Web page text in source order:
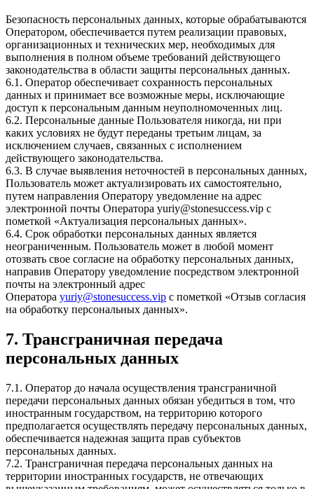
Безопасность персональных данных, которые обрабатываются
Оператором, обеспечивается путем реализации правовых,
организационных и технических мер, необходимых для
выполнения в полном объеме требований действующего
законодательства в области защиты персональных данных.
6.1. Оператор обеспечивает сохранность персональных
данных и принимает все возможные меры, исключающие
доступ к персональным данным неуполномоченных лиц.
6.2. Персональные данные Пользователя никогда, ни при
каких условиях не будут переданы третьим лицам, за
исключением случаев, связанных с исполнением
действующего законодательства.
6.3. В случае выявления неточностей в персональных данных,
Пользователь может актуализировать их самостоятельно,
путем направления Оператору уведомление на адрес
электронной почты Оператора yuriy@stonesuccess.vip с
пометкой «Актуализация персональных данных».
6.4. Срок обработки персональных данных является
неограниченным. Пользователь может в любой момент
отозвать свое согласие на обработку персональных данных,
направив Оператору уведомление посредством электронной
почты на электронный адрес
Оператора yuriy@stonesuccess.vip с пометкой «Отзыв согласия
на обработку персональных данных».
7. Трансграничная передача
персональных данных
7.1. Оператор до начала осуществления трансграничной
передачи персональных данных обязан убедиться в том, что
иностранным государством, на территорию которого
предполагается осуществлять передачу персональных данных,
обеспечивается надежная защита прав субъектов
персональных данных.
7.2. Трансграничная передача персональных данных на
территории иностранных государств, не отвечающих